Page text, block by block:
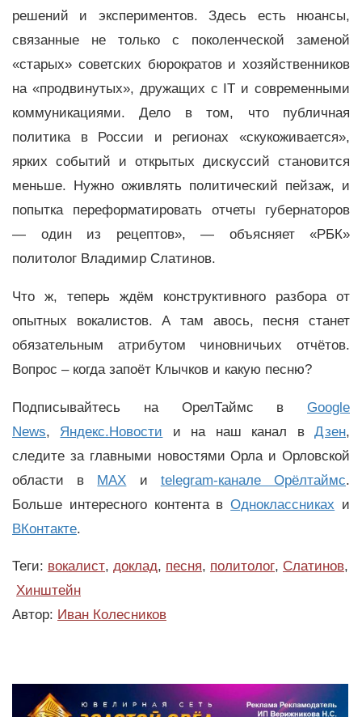
решений и экспериментов. Здесь есть нюансы,
связанные не только с поколенческой заменой
«старых» советских бюрократов и хозяйственников
на «продвинутых», дружащих с IT и современными
коммуникациями. Дело в том, что публичная
политика в России и регионах «скукоживается»,
ярких событий и открытых дискуссий становится
меньше. Нужно оживлять политический пейзаж, и
попытка переформатировать отчеты губернаторов
— один из рецептов», — объясняет «РБК»
политолог Владимир Слатинов.
Что ж, теперь ждём конструктивного разбора от
опытных вокалистов. А там авось, песня станет
обязательным атрибутом чиновничьих отчётов.
Вопрос – когда запоёт Клычков и какую песню?
Подписывайтесь на ОрелТаймс в Google
News, Яндекс.Новости и на наш канал вДзен,
следите за главными новостями Орла и Орловской
области в MAX и telegram-канале Орёлтаймс.
Больше интересного контента вОдноклассниках и
ВКонтакте.
Теги: вокалист, доклад, песня, политолог, Слатинов,
Хинштейн
Автор: Иван Колесников